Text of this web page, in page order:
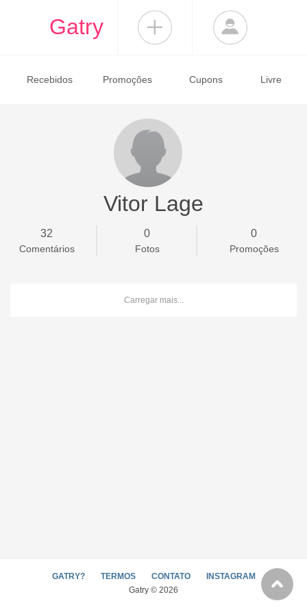
Gatry
Recebidos Promoções Cupons Livre
Vitor Lage
32
Comentários
0
Fotos
0
Promoções
Carregar mais...
GATRY? TERMOS CONTATO
INSTAGRAM
Gatry © 2026